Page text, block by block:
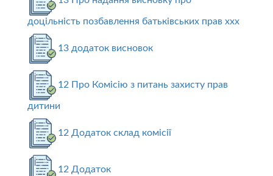
доцільність позбавлення батьківських прав ххх
13 додаток висновок
12 Про Комісію з питань захисту прав
дитини
12 Додаток склад комісії
12 Додаток